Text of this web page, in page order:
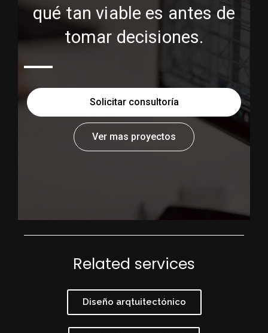
qué tan viable es antes de
tomar decisiones.
Solicitar consultoría
Ver mas proyectos
Related services
Diseño arqtuitectónico